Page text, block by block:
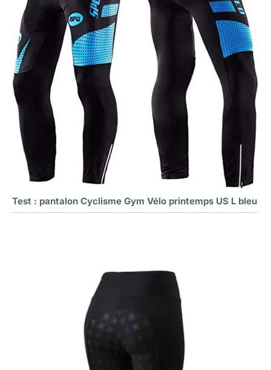
Test : pantalon Cyclisme Gym Vélo printemps US L bleu